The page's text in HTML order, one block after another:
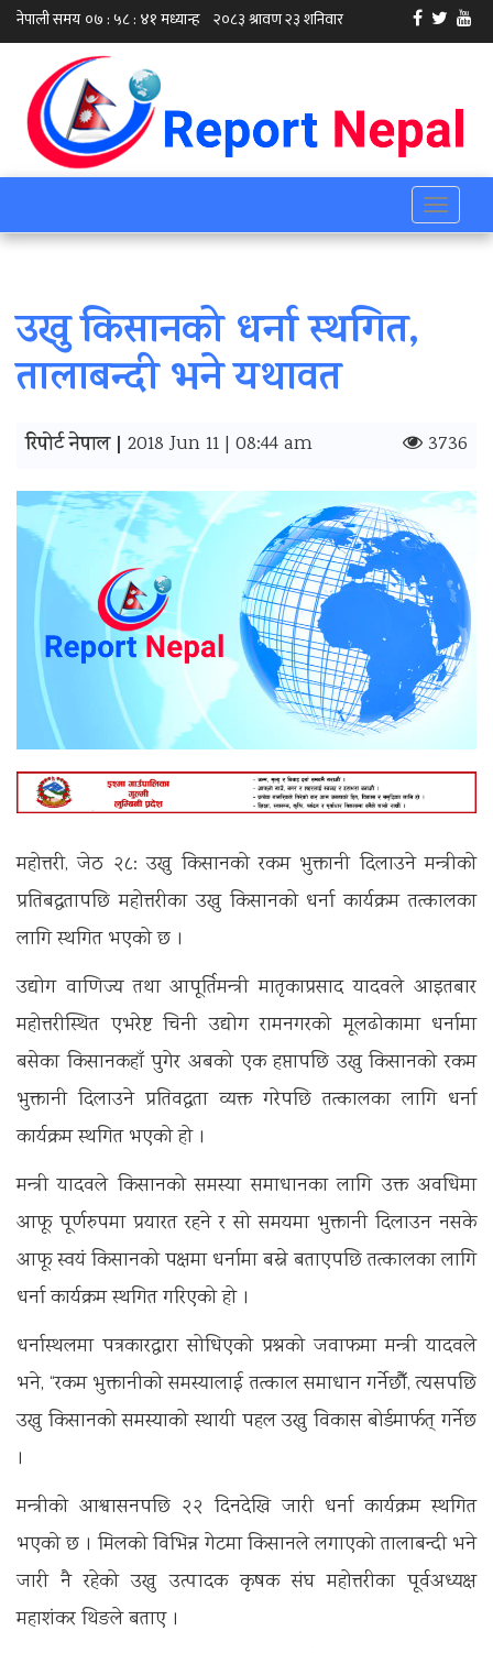
Toggle
उखु किसानको धर्ना स्थगित,
तालाबन्दी भने यथावत
रिपोर्ट नेपाल | 2018 Jun 11 | 08:44 am 3736
महोत्तरी, जेठ २८: उखु किसानको रकम भुक्तानी दिलाउने मन्त्रीको
प्रतिबद्धतापछि महोत्तरीका उखु किसानको धर्ना कार्यक्रम तत्कालका
लागि स्थगित भएको छ ।
उद्योग वाणिज्य तथा आपूर्तिमन्त्री मातृकाप्रसाद यादवले आइतबार
महोत्तरीस्थित एभरेष्ट चिनी उद्योग रामनगरको मूलढोकामा धर्नामा
बसेका किसानकहाँ पुगेर अबको एक हप्तापछि उखु किसानको रकम
भुक्तानी दिलाउने प्रतिवद्धता व्यक्त गरेपछि तत्कालका लागि धर्ना
कार्यक्रम स्थगित भएको हो ।
मन्त्री यादवले किसानको समस्या समाधानका लागि उक्त अवधिमा
आफू पूर्णरुपमा प्रयारत रहने र सो समयमा भुक्तानी दिलाउन नसके
आफू स्वयं किसानको पक्षमा धर्नामा बस्ने बताएपछि तत्कालका लागि
धर्ना कार्यक्रम स्थगित गरिएको हो ।
धर्नास्थलमा पत्रकारद्वारा सोधिएको प्रश्नको जवाफमा मन्त्री यादवले
भने, “रकम भुक्तानीको समस्यालाई तत्काल समाधान गर्नेछौँ, त्यसपछि
उखु किसानको समस्याको स्थायी पहल उखु विकास बोर्डमार्फत् गर्नेछ
।
मन्त्रीको आश्वासनपछि २२ दिनदेखि जारी धर्ना कार्यक्रम स्थगित
भएको छ । मिलको विभिन्न गेटमा किसानले लगाएको तालाबन्दी भने
जारी नै रहेको उखु उत्पादक कृषक संघ महोत्तरीका पूर्वअध्यक्ष
महाशंकर थिङले बताए ।